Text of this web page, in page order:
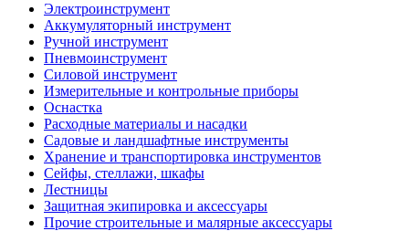
Электроинструмент
Аккумуляторный инструмент
Ручной инструмент
Пневмоинструмент
Силовой инструмент
Измерительные и контрольные приборы
Оснастка
Расходные материалы и насадки
Садовые и ландшафтные инструменты
Хранение и транспортировка инструментов
Сейфы, стеллажи, шкафы
Лестницы
Защитная экипировка и аксессуары
Прочие строительные и малярные аксессуары